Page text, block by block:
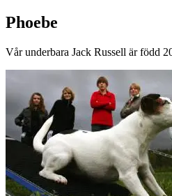
Phoebe
Vår underbara Jack Russell är född